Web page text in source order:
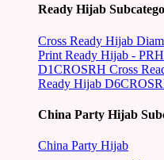
Ready Hijab
Cross Ready Hijab
Print Ready Hijab -
D1CROSRH Cross
Ready Hijab
China Party Hijab
China Party Hijab